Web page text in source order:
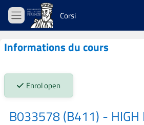
Passer au contenu principal
Panneau latéral
Corsi
Informations du cours
Stato iscrizioni:
Enrol open
B033578 (B411) - HIGH